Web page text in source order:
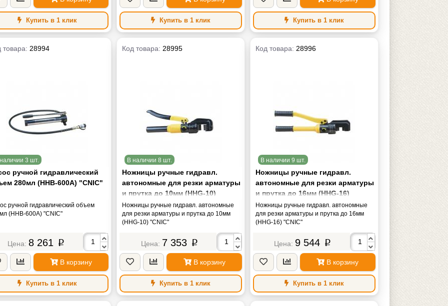
Купить в 1 клик Купить в 1 клик Купить в 1 клик
товара: 28994
3 шт.
ручной гидравлический
280мл (HHB-600A) "CNIC"
ручной гидравлический объем
(HHB-600A) "CNIC"
8 261 p
В корзину
Купить в 1 клик
Код товара: 28995
В наличии 8 шт.
Ножницы ручные гидравл.
автономные для резки арматуры
и прутка до 10мм (HHG-10)
"CNIC"
Ножницы ручные гидравл. автономные
для резки арматуры и прутка до 10мм
(HHG-10) "CNIC"
7 353 p
В корзину
Купить в 1 клик
Код товара: 28996
В наличии 9 шт.
Ножницы ручные гидравл.
автономные для резки арматуры
и прутка до 16мм (HHG-16)
"CNIC"
Ножницы ручные гидравл. автономные
для резки арматуры и прутка до 16мм
(HHG-16) "CNIC"
9 544 p
В корзину
Купить в 1 клик